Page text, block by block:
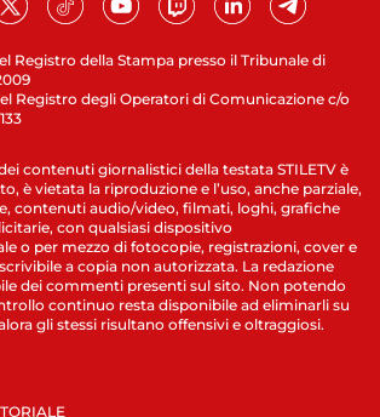
Registro della Stampa presso il Tribunale di
Registro degli Operatori di Comunicazione c/o
contenuti giornalistici della testata STILETV è
è vietata la riproduzione e l’uso, anche parziale,
contenuti audio/video, filmati, loghi, grafiche
con qualsiasi dispositivo
o per mezzo di fotocopie, registrazioni, cover e
a copia non autorizzata. La redazione
dei commenti presenti sul sito. Non potendo
continuo resta disponibile ad eliminarli su
gli stessi risultano offensivi e oltraggiosi.